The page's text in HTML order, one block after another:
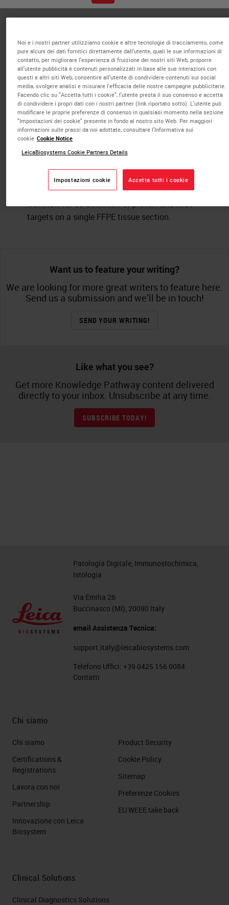
Mael Manesse
Strategies for Spatial Multi-omics:
Co-detection of protein and RNA
biomarkers on a single FFPE tissue
section powered by InSituPlex®
Technology
This white paper highlights the value of an
integrated ISP-in situ hybridization (ISH)
workflow for co-detection of protein and RNA
targets on a single FFPE tissue section.
Want us to feature your writing?
We are looking for more great writers to feature here.
Send us a submission and we’ll be in touch!
SEND YOUR WRITING!
Like what you see?
Get more Knowledge Pathway content delivered
directly to your inbox. Unsubscribe at any time.
SUBSCRIBE TODAY!
Patologia Digitale, Immunostochimica,
Istologia
Via Emilia 26
Buccinasco (MI), 20090 Italy
email Assistenza Tecnica:
support.italy@leicabiosystems.com
Telefono Uffici: +39 0425 156 0084
Contatti
Chi siamo
Chi siamo
Certifications &
Registrations
Lavora con noi
Partnership
Innovazione con Leica
Biosystem
Product Security
Cookie Policy
Sitemap
Preferenze Cookies
EU WEEE take back
Clinical Solutions
Clinical Diagnostics Solutions
Noi e i nostri partner utilizziamo cookie e altre tecnologie di tracciamento, come
pure alcuni dei dati fornitici direttamente dall'utente, quali le sue informazioni di
contatto, per migliorare l'esperienza di fruizione dei nostri siti Web, proporre
all'utente pubblicità e contenuti personalizzati in base alle sue interazioni con
questi e altri siti Web, consentire all'utente di condividere contenuti sui social
media, svolgere analisi e misurare l'efficacia delle nostre campagne pubblicitarie.
Facendo clic su "Accetta tutti i cookie", l'utente presta il suo consenso e accetta
di condividere i propri dati con i nostri partner (link riportato sotto). L'utente può
modificare le proprie preferenze di consenso in qualsiasi momento nella sezione
"Impostazioni dei cookie" presente in fondo al nostro sito Web. Per maggiori
informazioni sulle prassi da noi adottate, consultare l'Informativa sui
cookie Cookie Notice
LeicaBiosystems Cookie Partners Details
Impostazioni cookie Accetta tutti i cookie